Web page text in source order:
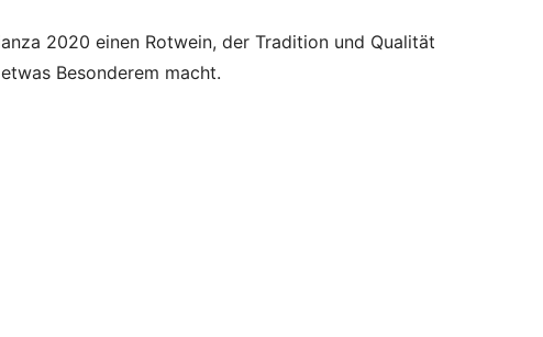
2020 einen Rotwein, der Tradition und Qualität
Besonderem macht.